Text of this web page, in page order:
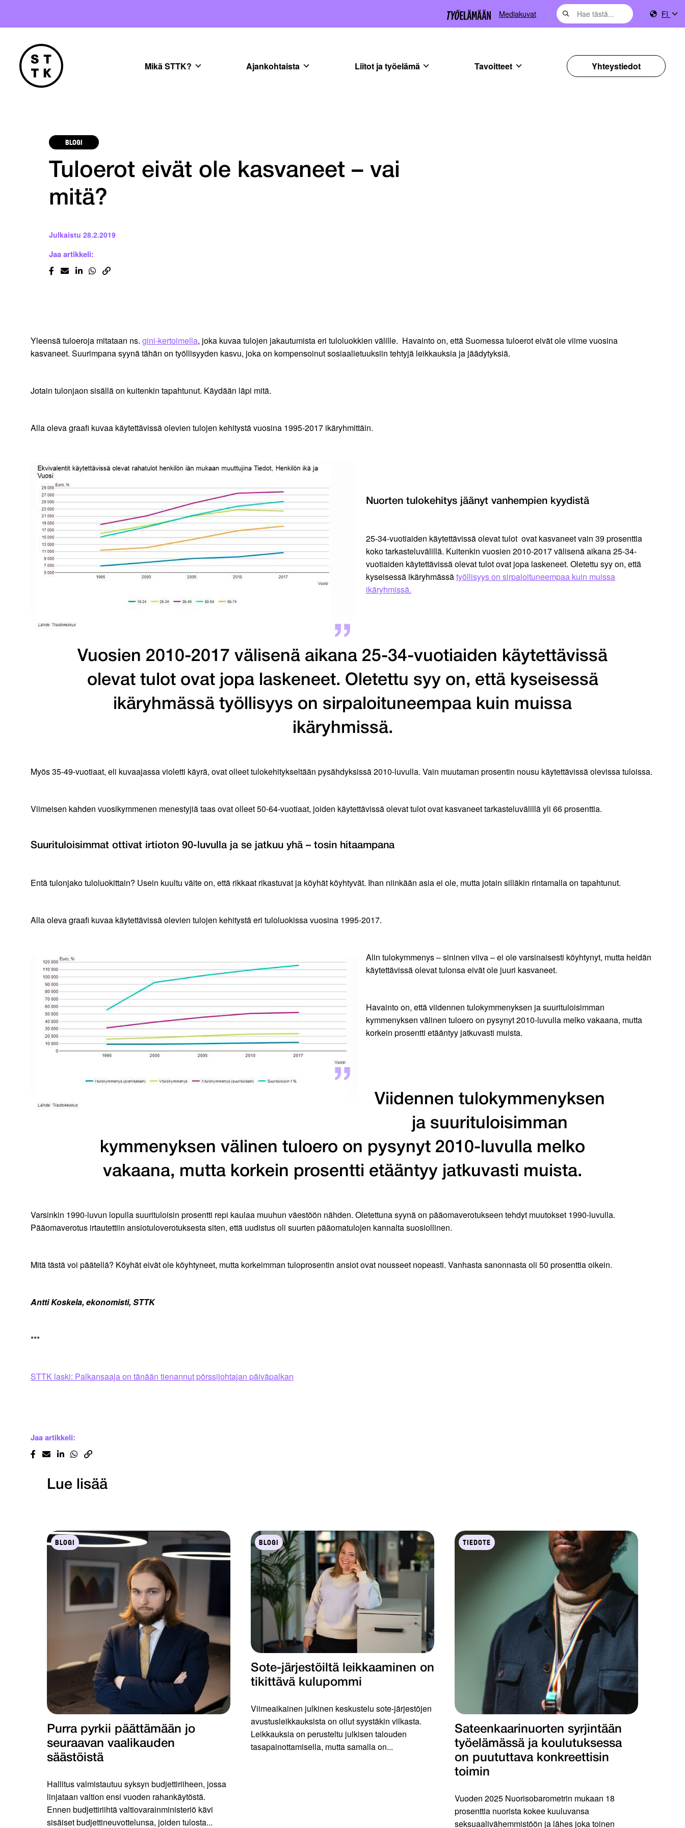
Mediakuvat FI
Mikä STTK? Ajankohtaista Liitot ja työelämä Tavoitteet Yhteystiedot
BLOGI
Tuloerot eivät ole kasvaneet – vai
mitä?
Julkaistu 28.2.2019
Jaa artikkeli:
Yleensä tuloeroja mitataan ns. gini-kertoimella, joka kuvaa tulojen jakautumista eri tuloluokkien välille. Havainto on, että Suomessa tuloerot eivät ole viime vuosina
kasvaneet. Suurimpana syynä tähän on työllisyyden kasvu, joka on kompensoinut sosiaalietuuksiin tehtyjä leikkauksia ja jäädytyksiä.
Jotain tulonjaon sisällä on kuitenkin tapahtunut. Käydään läpi mitä.
Alla oleva graafi kuvaa käytettävissä olevien tulojen kehitystä vuosina 1995-2017 ikäryhmittäin.
Nuorten tulokehitys jäänyt vanhempien kyydistä
25-34-vuotiaiden käytettävissä olevat tulot ovat kasvaneet vain 39 prosenttia
koko tarkasteluvälillä. Kuitenkin vuosien 2010-2017 välisenä aikana 25-34-
vuotiaiden käytettävissä olevat tulot ovat jopa laskeneet. Oletettu syy on, että
kyseisessä ikäryhmässätyöllisyys on sirpaloituneempaa kuin muissa
ikäryhmissä.
Vuosien 2010-2017 välisenä aikana 25-34-vuotiaiden käytettävissä
olevat tulot ovat jopa laskeneet. Oletettu syy on, että kyseisessä
ikäryhmässä työllisyys on sirpaloituneempaa kuin muissa
ikäryhmissä.
Myös 35-49-vuotiaat, eli kuvaajassa violetti käyrä, ovat olleet tulokehitykseltään pysähdyksissä 2010-luvulla. Vain muutaman prosentin nousu käytettävissä olevissa tuloissa.
Viimeisen kahden vuosikymmenen menestyjiä taas ovat olleet 50-64-vuotiaat, joiden käytettävissä olevat tulot ovat kasvaneet tarkasteluvälillä yli 66 prosenttia.
Suurituloisimmat ottivat irtioton 90-luvulla ja se jatkuu yhä – tosin hitaampana
Entä tulonjako tuloluokittain? Usein kuultu väite on, että rikkaat rikastuvat ja köyhät köyhtyvät. Ihan niinkään asia ei ole, mutta jotain silläkin rintamalla on tapahtunut.
Alla oleva graafi kuvaa käytettävissä olevien tulojen kehitystä eri tuloluokissa vuosina 1995-2017.
Alin tulokymmenys – sininen viiva – ei ole varsinaisesti köyhtynyt, mutta heidän
käytettävissä olevat tulonsa eivät ole juuri kasvaneet.
Havainto on, että viidennen tulokymmenyksen ja suurituloisimman
kymmenyksen välinen tuloero on pysynyt 2010-luvulla melko vakaana, mutta
korkein prosentti etääntyy jatkuvasti muista.
Viidennen tulokymmenyksen
ja suurituloisimman
kymmenyksen välinen tuloero on pysynyt 2010-luvulla melko
vakaana, mutta korkein prosentti etääntyy jatkuvasti muista.
Varsinkin 1990-luvun lopulla suurituloisin prosentti repi kaulaa muuhun väestöön nähden. Oletettuna syynä on pääomaverotukseen tehdyt muutokset 1990-luvulla.
Pääomaverotus irtautettiin ansiotuloverotuksesta siten, että uudistus oli suurten pääomatulojen kannalta suosiollinen.
Mitä tästä voi päätellä? Köyhät eivät ole köyhtyneet, mutta korkeimman tuloprosentin ansiot ovat nousseet nopeasti. Vanhasta sanonnasta oli 50 prosenttia oikein.
Antti Koskela, ekonomisti, STTK
***
STTK laski: Palkansaaja on tänään tienannut pörssijohtajan päiväpalkan
Jaa artikkeli:
Lue lisää
BLOGI
Purra pyrkii päättämään jo
seuraavan vaalikauden
säästöistä
Hallitus valmistautuu syksyn budjettiriiheen, jossa
linjataan valtion ensi vuoden rahankäytöstä.
Ennen budjettiriihtä valtiovarainministeriö kävi
sisäiset budjettineuvottelunsa, joiden tulosta...
BLOGI
Sote-järjestöiltä leikkaaminen on
tikittävä kulupommi
Viimeaikainen julkinen keskustelu sote-järjestöjen
avustusleikkauksista on ollut syystäkin vilkasta.
Leikkauksia on perusteltu julkisen talouden
tasapainottamisella, mutta samalla on...
TIEDOTE
Sateenkaarinuorten syrjintään
työelämässä ja koulutuksessa
on puututtava konkreettisin
toimin
Vuoden 2025 Nuorisobarometrin mukaan 18
prosenttia nuorista kokee kuuluvansa
seksuaalivähemmistöön ja lähes joka toinen